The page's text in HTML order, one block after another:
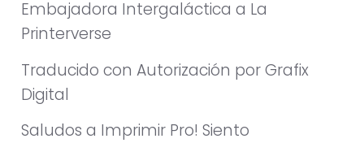
Embajadora Intergaláctica a La
Printerverse
Traducido con Autorización por Grafix
Digital
Saludos a Imprimir Pro! Siento